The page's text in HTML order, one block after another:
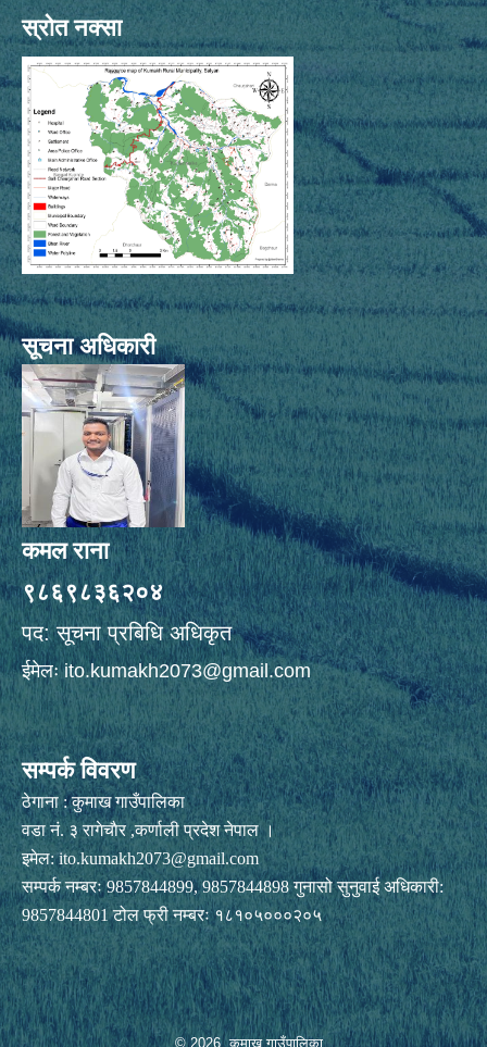
स्रोत नक्सा
सूचना अधिकारी
कमल राना
९८६९८३६२०४
पद: सूचना प्रबिधि अधिकृत
ईमेलःito.kumakh2073@gmail.com
सम्पर्क विवरण
ठेगाना : कुमाख गाउँपालिका
वडा नं. ३ रागेचाैर ,कर्णाली प्रदेश नेपाल ।
इमेल:ito.kumakh2073@gmail.com
सम्पर्क नम्बरः 9857844899, 9857844898 गुनासो सुनुवाई अधिकारी:
9857844801 टोल फ्री नम्बरः १८१०५०००२०५
© 2026 कुमाख गाउँपालिका